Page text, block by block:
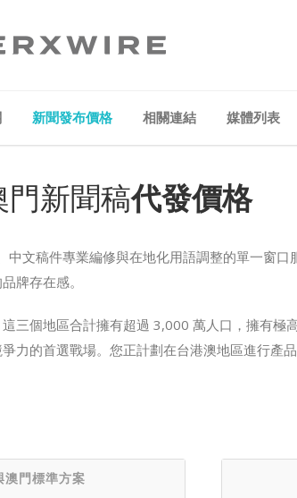
新聞發布價格 相關連結 媒體列表
門新聞稿代發價格
文稿件專業編修與在地化用語調整的單一窗
牌存在感。
三個地區合計擁有超過 3,000 萬人口，擁有極
的首選戰場。您正計劃在台港澳地區進行產
澳門標準方案